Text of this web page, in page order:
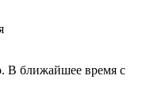
В ближайшее время с